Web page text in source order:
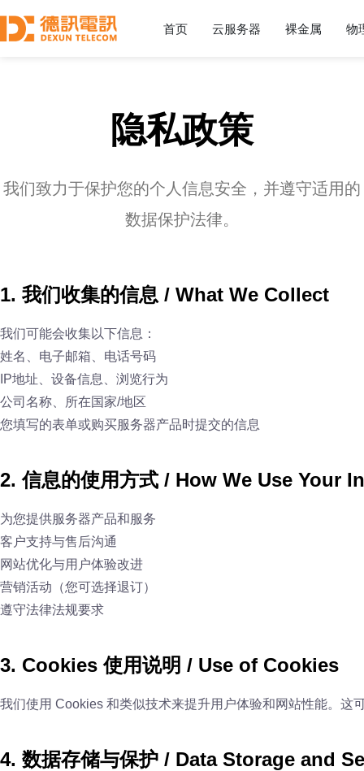
首页 云服务器 裸金属 物
隐私政策
我们致力于保护您的个人信息安全，并遵守适用的
数据保护法律。
1. 我们收集的信息 / What We Collect
我们可能会收集以下信息：
姓名、电子邮箱、电话号码
IP地址、设备信息、浏览行为
公司名称、所在国家/地区
您填写的表单或购买服务器产品时提交的信息
2. 信息的使用方式 / How We Use Your
为您提供服务器产品和服务
客户支持与售后沟通
网站优化与用户体验改进
营销活动（您可选择退订）
遵守法律法规要求
3. Cookies 使用说明 / Use of Cookies
我们使用 Cookies 和类似技术来提升用户体验和网站性能。
4. 数据存储与保护 / Data Storage and